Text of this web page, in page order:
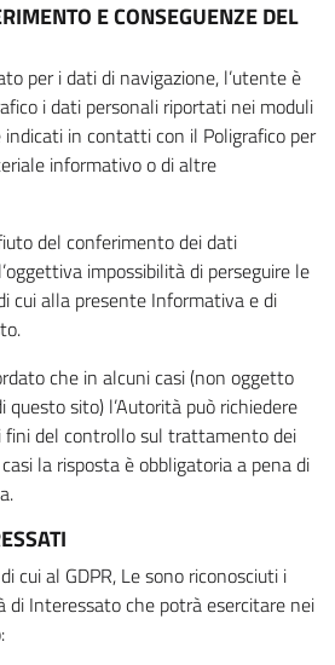
E CONSEGUENZE DEL
per i dati di navigazione, l’utente è
i dati personali riportati nei moduli
in contatti con il Poligrafico per
informativo o di altre
del conferimento dei dati
impossibilità di perseguire le
cui alla presente Informativa e di
che in alcuni casi (non oggetto
questo sito) l’Autorità può richiedere
fini del controllo sul trattamento dei
la risposta è obbligatoria a pena di
cui al GDPR, Le sono riconosciuti i
Interessato che potrà esercitare nei